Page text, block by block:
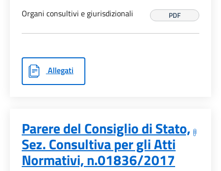
Organi consultivi e giurisdizionali
PDF
Allegati
Parere del Consiglio di Stato,
Sez. Consultiva per gli Atti
Normativi, n.01836/2017